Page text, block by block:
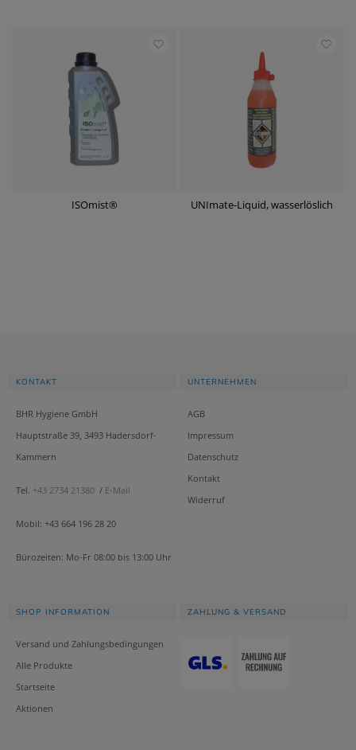
ISOmist® UNImate-Liquid, wasserlöslich
KONTAKT
BHR Hygiene GmbH
Hauptstraße 39, 3493 Hadersdorf-
Kammern
Tel. +43 2734 21380 / E-Mail
Mobil: +43 664 196 28 20
Bürozeiten: Mo-Fr 08:00 bis 13:00 Uhr
UNTERNEHMEN
AGB
Impressum
Datenschutz
Kontakt
Widerruf
SHOP INFORMATION
Versand und Zahlungsbedingungen
Alle Produkte
Startseite
Aktionen
ZAHLUNG & VERSAND